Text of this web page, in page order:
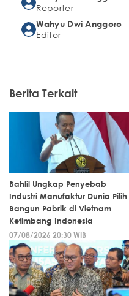
Reporter
Wahyu Dwi Anggoro
Editor
Berita Terkait
Bahlil Ungkap Penyebab
Industri Manufaktur Dunia Pilih
Bangun Pabrik di Vietnam
Ketimbang Indonesia
07/08/2026 20:30 WIB